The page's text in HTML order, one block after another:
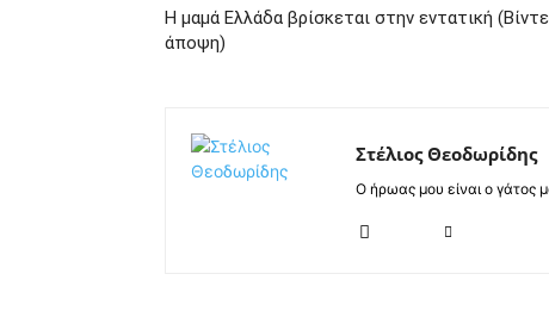
Η μαμά Ελλάδα βρίσκεται στην εντατική
άποψη)
Στέλιος Θεοδωρίδης
Ο ήρωας μου είναι ο γάτος